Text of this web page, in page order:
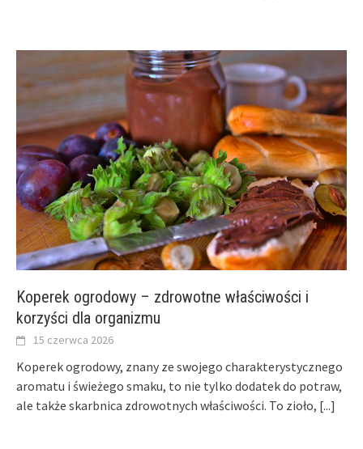
Koperek ogrodowy – zdrowotne właściwości i
korzyści dla organizmu
15 czerwca 2026
Koperek ogrodowy, znany ze swojego charakterystycznego
aromatu i świeżego smaku, to nie tylko dodatek do potraw,
ale także skarbnica zdrowotnych właściwości. To zioło, [...]